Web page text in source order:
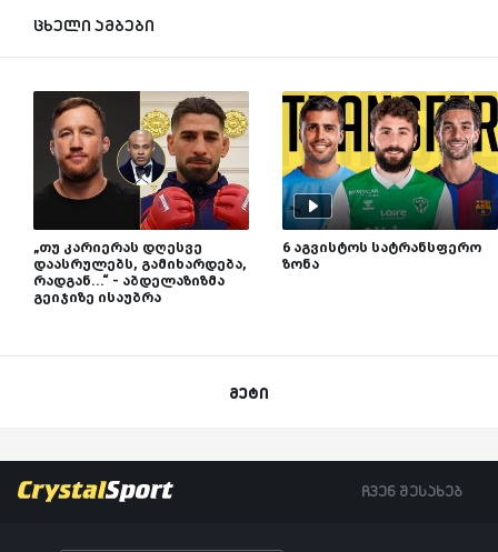
ცხელი ამბები
„თუ კარიერას დღესვე
დაასრულებს, გამიხარდება,
რადგან...“ - აბდელაზიზმა
გეიჯიზე ისაუბრა
6 აგვისტოს სატრანსფერო
ზონა
მეტი
ჩვენ შესახებ